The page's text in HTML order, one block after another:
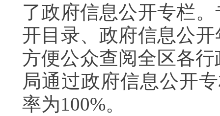
了政府信息公开专栏
开目录、政府信息公
方便公众查阅全区各
局通过政府信息公开
率为100%。